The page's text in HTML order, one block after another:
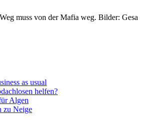
muss von der Mafia weg. Bilder: Gesa
as usual
helfen?
Algen
zu Neige